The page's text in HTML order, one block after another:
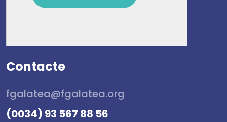
Contacte
fgalatea@fgalatea.org
(0034) 93 567 88 56